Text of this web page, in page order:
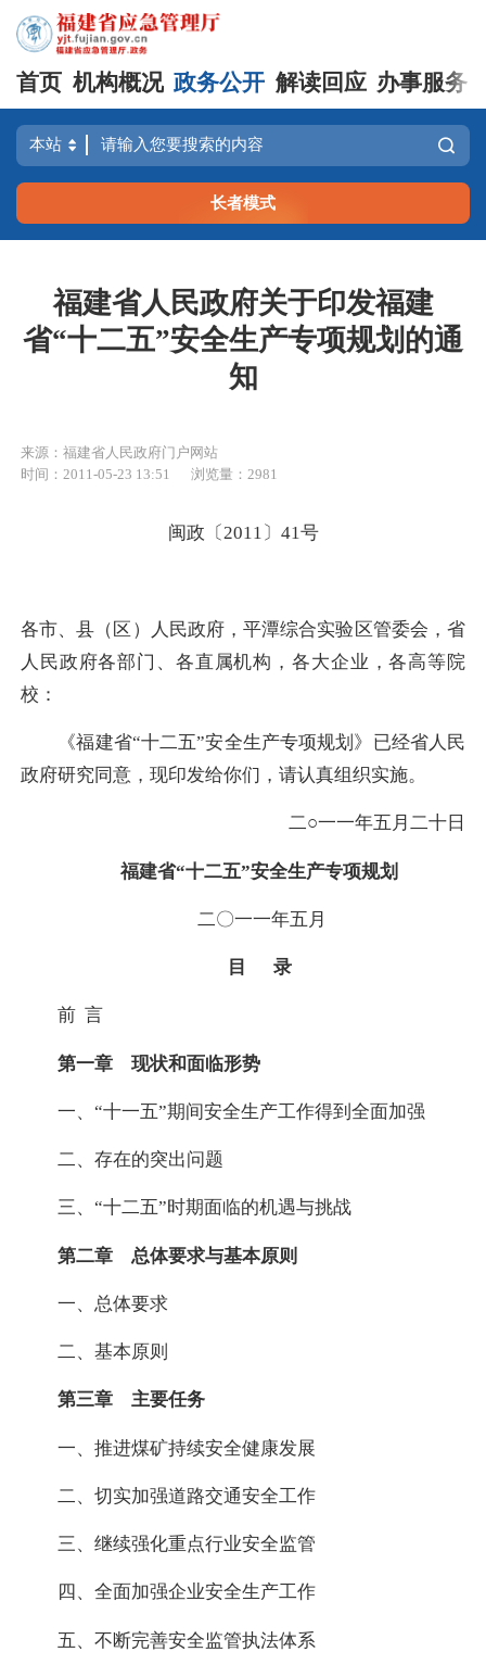
首页 机构概况 政务公开 解读回应 办事服务
长者模式
福建省人民政府关于印发福建
省“十二五”安全生产专项规划的通
知
来源：福建省人民政府门户网站
时间：2011-05-23 13:51
浏览量：2981
闽政〔2011〕41号
各市、县（区）人民政府，平潭综合实验区管委会，省
人民政府各部门、各直属机构，各大企业，各高等院
校：
《福建省“十二五”安全生产专项规划》已经省人民
政府研究同意，现印发给你们，请认真组织实施。
二○一一年五月二十日
福建省“十二五”安全生产专项规划
二〇一一年五月
目 录
前 言
第一章 现状和面临形势
一、“十一五”期间安全生产工作得到全面加强
二、存在的突出问题
三、“十二五”时期面临的机遇与挑战
第二章 总体要求与基本原则
一、总体要求
二、基本原则
第三章 主要任务
一、推进煤矿持续安全健康发展
二、切实加强道路交通安全工作
三、继续强化重点行业安全监管
四、全面加强企业安全生产工作
五、不断完善安全监管执法体系